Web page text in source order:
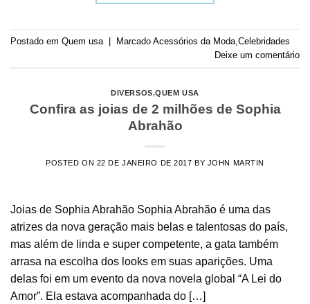
Postado em Quem usa | Marcado Acessórios da Moda Celebridades
Deixe um comentário
DIVERSOS,QUEM USA
Confira as joias de 2 milhões de Sophia
Abrahão
POSTED ON 22 DE JANEIRO DE 2017 BY JOHN MARTIN
Joias de Sophia Abrahão Sophia Abrahão é uma das
atrizes da nova geração mais belas e talentosas do país,
mas além de linda e super competente, a gata também
arrasa na escolha dos looks em suas aparições. Uma
delas foi em um evento da nova novela global “A Lei do
Amor”. Ela estava acompanhada do […]